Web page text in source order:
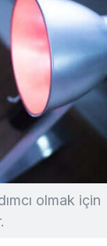
olmak için